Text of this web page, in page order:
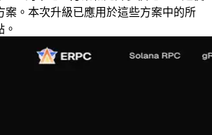
案。本次升級已應用於這些方案中的所
。